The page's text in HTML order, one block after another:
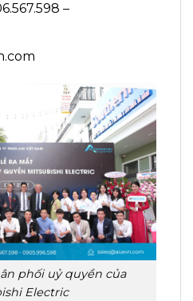
–
phối uỷ quyền của
Electric